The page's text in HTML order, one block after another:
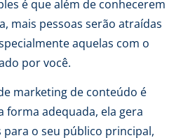
é que além de conhecerem
mais pessoas serão atraídas
aquelas com o
por você.
marketing de conteúdo é
forma adequada, ela gera
o seu público principal,